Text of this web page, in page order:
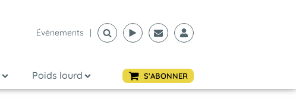
Événements |
Poids lourd S'ABONNER